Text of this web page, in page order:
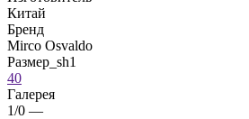
Китай
Бренд
Mirco Osvaldo
Размер_sh1
40
Галерея
1/0 —